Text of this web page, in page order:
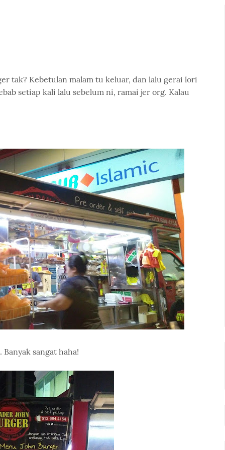
tak? Kebetulan malam tu keluar, dan lalu gerai lori
setiap kali lalu sebelum ni, ramai jer org. Kalau
sangat haha!